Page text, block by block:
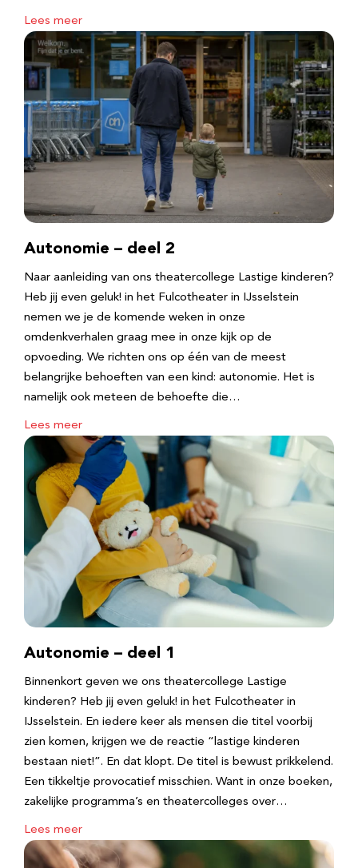
Lees meer
Autonomie – deel 2
Naar aanleiding van ons theatercollege Lastige kinderen?
Heb jij even geluk! in het Fulcotheater in IJsselstein
nemen we je de komende weken in onze
omdenkverhalen graag mee in onze kijk op de
opvoeding. We richten ons op één van de meest
belangrijke behoeften van een kind: autonomie. Het is
namelijk ook meteen de behoefte die…
Lees meer
Autonomie – deel 1
Binnenkort geven we ons theatercollege Lastige
kinderen? Heb jij even geluk! in het Fulcotheater in
IJsselstein. En iedere keer als mensen die titel voorbij
zien komen, krijgen we de reactie “lastige kinderen
bestaan niet!”. En dat klopt. De titel is bewust prikkelend.
Een tikkeltje provocatief misschien. Want in onze boeken,
zakelijke programma’s en theatercolleges over…
Lees meer